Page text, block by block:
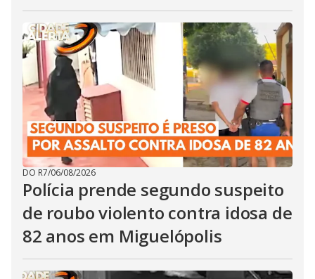
DO R7/06/08/2026
Polícia prende segundo suspeito
de roubo violento contra idosa de
82 anos em Miguelópolis